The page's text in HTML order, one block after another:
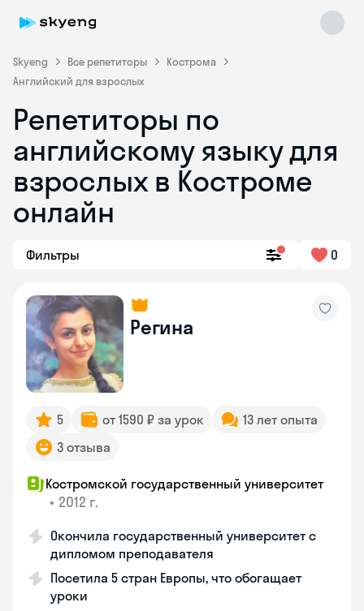
Skyeng Все репетиторы
Кострома
Английский для взрослых
Репетиторы по
английскому языку для
взрослых в Костроме
онлайн
Фильтры 0
Регина
5 от 1590 ₽ за урок
13 лет опыта
3 отзыва
Костромской государственный университет
• 2012 г.
Окончила государственный университет с
дипломом преподавателя
Посетила 5 стран Европы, что обогащает
уроки
Skyeng Chat